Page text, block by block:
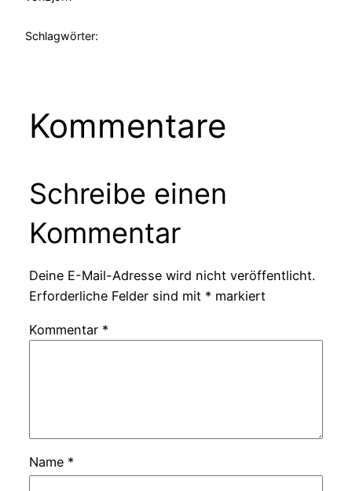
Schlagwörter:
Kommentare
Schreibe einen
Kommentar
Deine E-Mail-Adresse wird nicht veröffentlicht.
Erforderliche Felder sind mit * markiert
Kommentar *
Name *